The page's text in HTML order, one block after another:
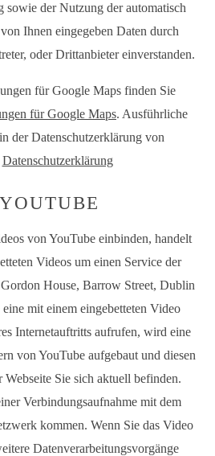
sowie der Nutzung der automatisch
Ihnen eingegeben Daten durch
oder Drittanbieter einverstanden.
für Google Maps finden Sie
für Google Maps. Ausführliche
der Datenschutzerklärung von
Datenschutzerklärung
von YouTube einbinden, handelt
Videos um einen Service der
House, Barrow Street, Dublin
mit einem eingebetteten Video
Internetauftritts aufrufen, wird eine
von YouTube aufgebaut und diesen
Sie sich aktuell befinden.
Verbindungsaufnahme mit dem
kommen. Wenn Sie das Video
Datenverarbeitungsvorgänge